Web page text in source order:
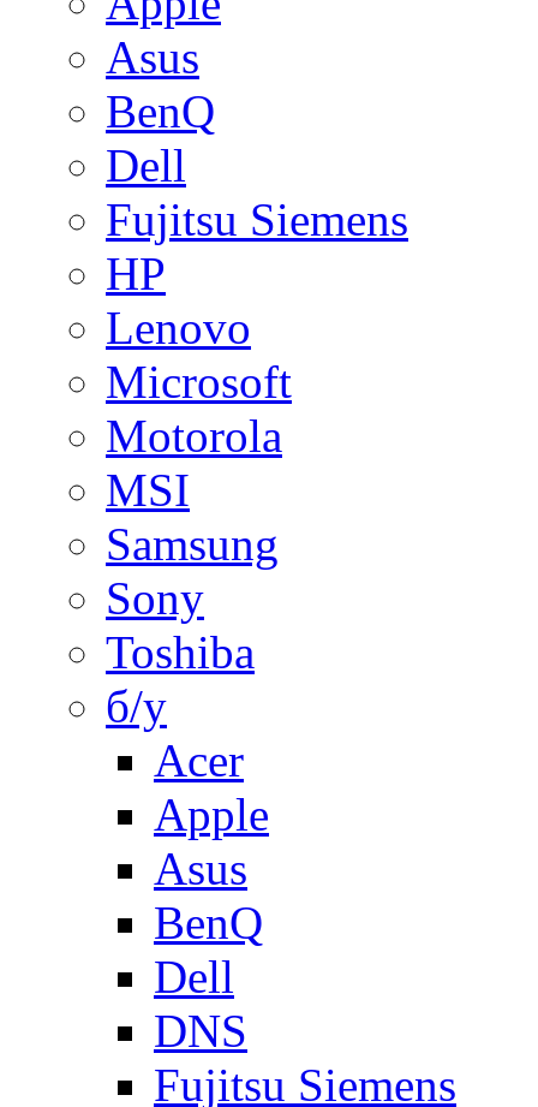
Asus
BenQ
Dell
Fujitsu Siemens
HP
Lenovo
Microsoft
Motorola
MSI
Samsung
Sony
Toshiba
б/у
Acer
Apple
Asus
BenQ
Dell
DNS
Fujitsu Siemens